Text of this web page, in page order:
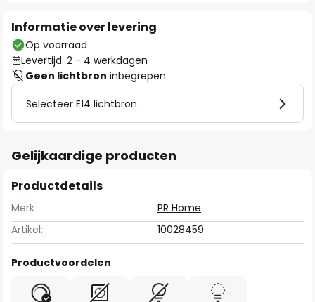
Informatie over levering
Op voorraad
Levertijd: 2 - 4 werkdagen
Geen lichtbron inbegrepen
Selecteer E14 lichtbron
Gelijkaardige producten
Productdetails
Merk
PR Home
Artikel:
10028459
Productvoordelen